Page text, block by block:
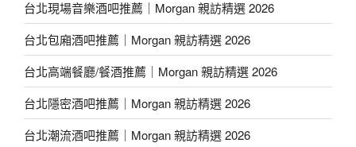
台北現場音樂酒吧推薦｜Morgan 親訪精選 2026
台北包廂酒吧推薦｜Morgan 親訪精選 2026
台北高端餐廳/餐酒推薦｜Morgan 親訪精選 2026
台北隱密酒吧推薦｜Morgan 親訪精選 2026
台北潮流酒吧推薦｜Morgan 親訪精選 2026